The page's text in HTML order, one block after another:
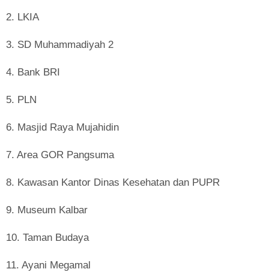
2. LKIA
3. SD Muhammadiyah 2
4. Bank BRI
5. PLN
6. Masjid Raya Mujahidin
7. Area GOR Pangsuma
8. Kawasan Kantor Dinas Kesehatan dan PUPR
9. Museum Kalbar
10. Taman Budaya
11. Ayani Megamal